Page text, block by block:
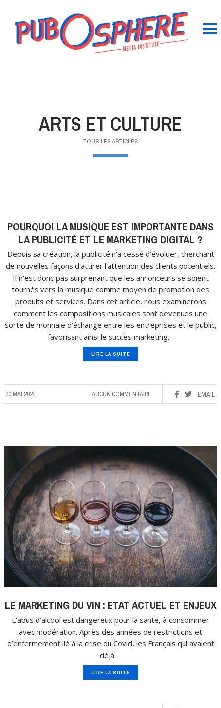
ARTS ET CULTURE
TOUS LES ARTICLES
POURQUOI LA MUSIQUE EST IMPORTANTE DANS
LA PUBLICITÉ ET LE MARKETING DIGITAL ?
Depuis sa création, la publicité n'a cessé d'évoluer, cherchant
de nouvelles façons d'attirer l'attention des clients potentiels.
Il n'est donc pas surprenant que les annonceurs se soient
tournés vers la musique comme moyen de promotion des
produits et services. Dans cet article, nous examinerons
comment les compositions musicales sont devenues une
sorte de monnaie d'échange entre les entreprises et le public,
favorisant ainsi le succès marketing.
LIRE LA SUITE
30 MAI 2024 EMAIL
AUCUN COMMENTAIRE
LE MARKETING DU VIN : ETAT ACTUEL ET ENJEUX
L’abus d’alcool est dangereux pour la santé, à consommer
avec modération. Après des années de restrictions et
d’enfermement lié à la crise du Covid, les Français qui avaient
déjà …
LIRE LA SUITE